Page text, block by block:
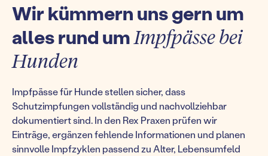
Wir kümmern uns gern um
alles rund umImpfpässe bei
Hunden
Impfpässe für Hunde stellen sicher, dass
Schutzimpfungen vollständig und nachvollziehbar
dokumentiert sind. In den Rex Praxen prüfen wir
Einträge, ergänzen fehlende Informationen und planen
sinnvolle Impfzyklen passend zu Alter, Lebensumfeld